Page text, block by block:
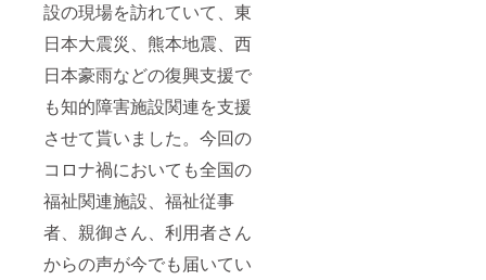
設の現場を訪れていて、東
日本大震災、熊本地震、西
日本豪雨などの復興支援で
も知的障害施設関連を支援
させて貰いました。今回の
コロナ禍においても全国の
福祉関連施設、福祉従事
者、親御さん、利用者さん
からの声が今でも届いてい